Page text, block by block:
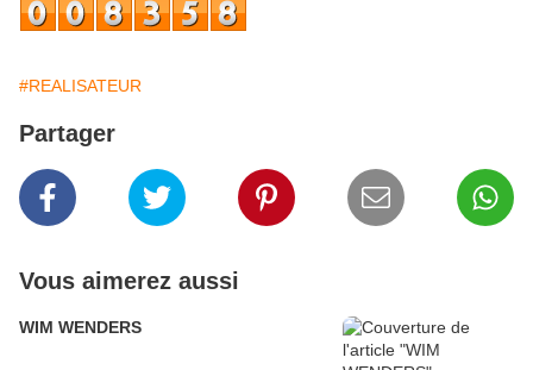
#REALISATEUR
Partager
Vous aimerez aussi
WIM WENDERS